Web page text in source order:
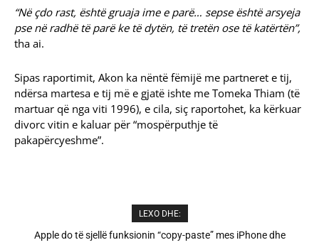
“Në çdo rast, është gruaja ime e parë… sepse është arsyeja
pse në radhë të parë ke të dytën, të tretën ose të katërtën”,
tha ai.
Sipas raportimit, Akon ka nëntë fëmijë me partneret e tij,
ndërsa martesa e tij më e gjatë ishte me Tomeka Thiam (të
martuar që nga viti 1996), e cila, siç raportohet, ka kërkuar
divorc vitin e kaluar për “mospërputhje të
pakapërcyeshme”.
LEXO DHE:
Cristiano Ronaldo dhe Georgina martohen këtë të shtunë,